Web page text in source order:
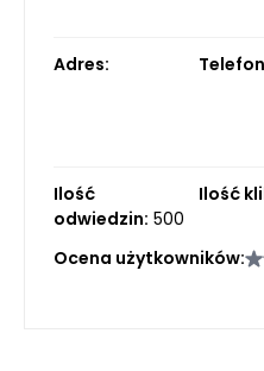
Adres:
Ilość
odwiedzin: 500
Ilość
Ocena użytkowników: